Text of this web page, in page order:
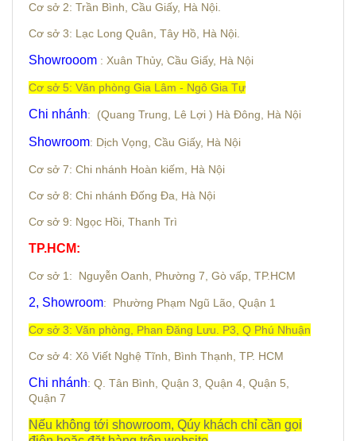
Cơ sở 2: Trần Bình, Cầu Giấy, Hà Nội.
Cơ sở 3: Lạc Long Quân, Tây Hồ, Hà Nội.
Showrooom : Xuân Thủy, Cầu Giấy, Hà Nội
Cơ sở 5: Văn phòng Gia Lâm - Ngô Gia Tự
Chi nhánh: (Quang Trung, Lê Lợi ) Hà Đông, Hà Nội
Showroom: Dịch Vọng, Cầu Giấy, Hà Nội
Cơ sở 7: Chi nhánh Hoàn kiếm, Hà Nội
Cơ sở 8: Chi nhánh Đống Đa, Hà Nội
Cơ sở 9: Ngọc Hồi, Thanh Trì
TP.HCM:
Cơ sở 1: Nguyễn Oanh, Phường 7, Gò vấp, TP.HCM
2, Showroom: Phường Phạm Ngũ Lão, Quận 1
Cơ sở 3: Văn phòng, Phan Đăng Lưu. P3, Q Phú Nhuận
Cơ sở 4: Xô Viết Nghệ Tĩnh, Bình Thạnh, TP. HCM
Chi nhánh: Q. Tân Bình, Quận 3, Quận 4, Quận 5,
Quận 7
Nếu không tới showroom, Qúy khách chỉ cần gọi